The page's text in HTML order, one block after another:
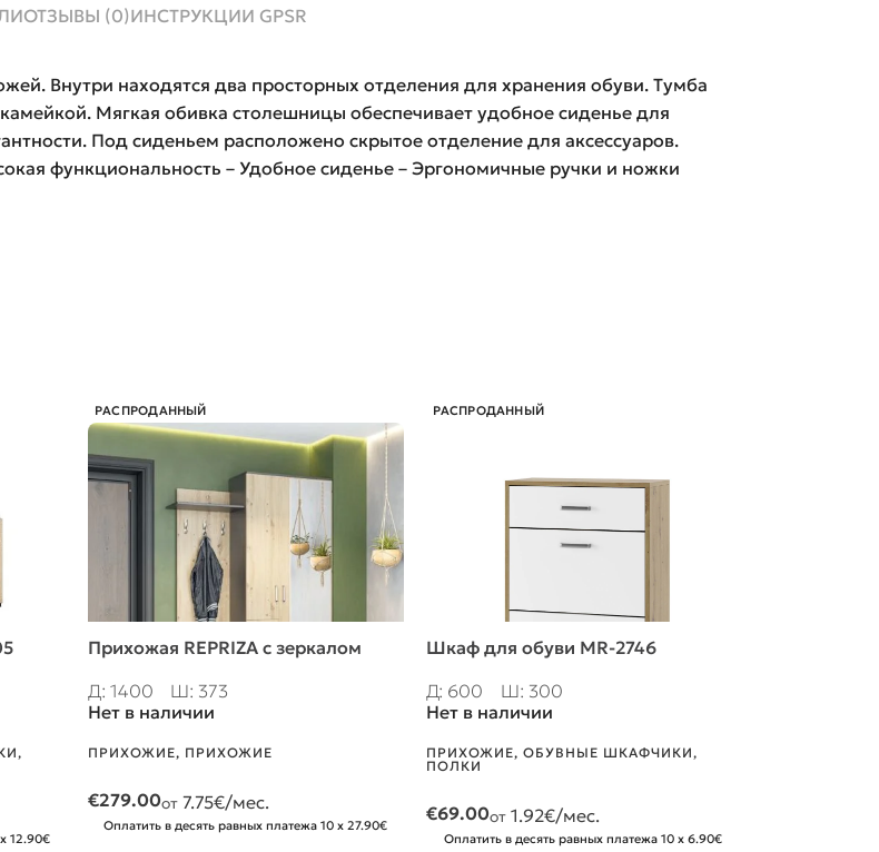
ОТЗЫВЫ (0)ИНСТРУКЦИИ GPSR
Внутри находятся два просторных отделения для хранения обуви. Тумба
Мягкая обивка столешницы обеспечивает удобное сиденье для
Под сиденьем расположено скрытое отделение для аксессуаров.
функциональность – Удобное сиденье – Эргономичные ручки и ножки
12.90€
РАСПРОДАННЫЙ
Прихожая REPRIZA c зеркалом
Д: 1400
Ш: 373
Нет в наличии
ПРИХОЖИЕ, ПРИХОЖИЕ
€279.00от 7.75€/мес.
Оплатить в десять равных платежа 10 x 27.90€
РАСПРОДАННЫЙ
Шкаф для обуви MR-2746
Д: 600
Ш: 300
Нет в наличии
ПРИХОЖИЕ, ОБУВНЫЕ ШКАФЧИКИ,
ПОЛКИ
€69.00от 1.92€/мес.
Оплатить в десять равных платежа 10 x 6.90€